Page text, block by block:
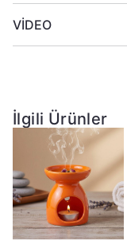
Paket içeriği :6
VİDEO
İlgili Ürünler